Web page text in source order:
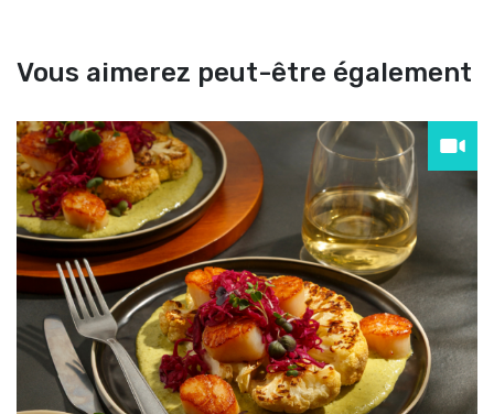
Vous aimerez peut-être également